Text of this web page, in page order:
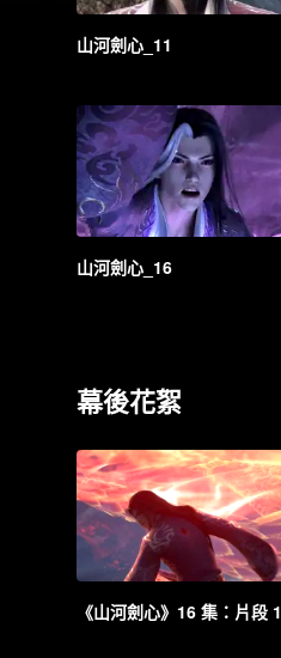
山河劍心_11
山河劍心_16
幕後花絮
《山河劍心》16 集：片段 1